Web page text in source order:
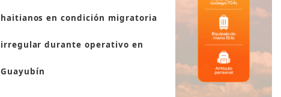
haitianos en condición migratoria
irregular durante operativo en
Guayubín